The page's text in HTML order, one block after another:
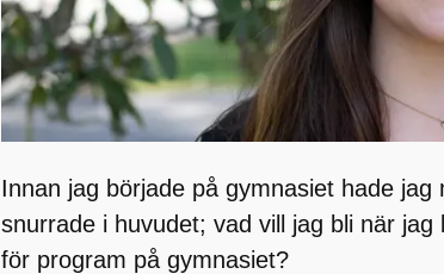
Innan jag började på gymnasiet hade jag
snurrade i huvudet; vad vill jag bli när jag
för program på gymnasiet?